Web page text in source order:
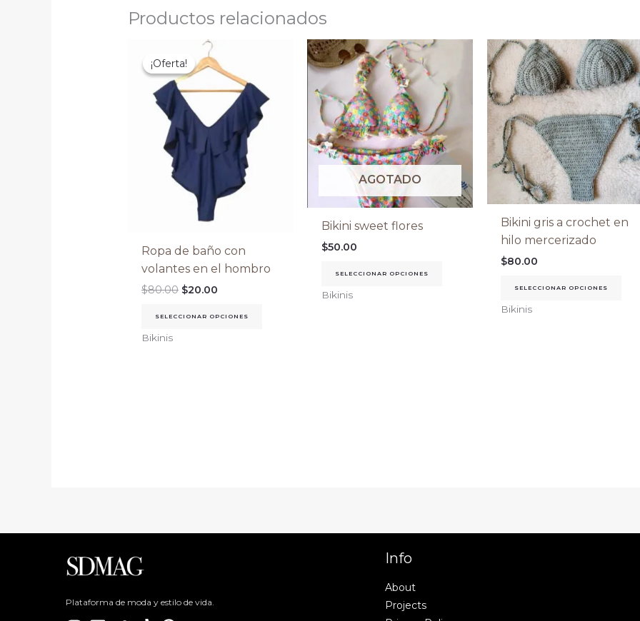
Productos relacionados
¡Oferta!
¡Oferta!
Ropa de baño con
volantes en el hombro
$80.00
precio
original
era:
$80.00.
$20.00
precio
actual
es:
$20.00.
SELECCIONAR OPCIONES
producto
múltiples
variantes.
Bikinis
AGOTADO
Bikini sweet flores
$50.00
SELECCIONAR OPCIONES
producto
tiene
múltiples
variantes.
Las
opciones
pueden
elegir
Bikinis
Bikini gris a crochet en
hilo mercerizado
$80.00
SELECCIONAR OPCIONES
Las
se
en
Bikinis
Plataforma de moda y estilo de vida.
Info
About
Projects